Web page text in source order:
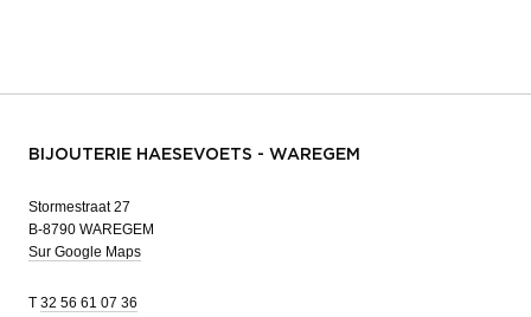
BIJOUTERIE HAESEVOETS - WAREGEM
Stormestraat 27
B-8790 WAREGEM
Sur Google Maps
T 32 56 61 07 36